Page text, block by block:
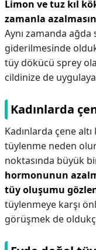
Limon ve tuz kıl
zamanla
Aynı zamanda
giderilmesinde
tüy dökücü sprey
cildinize de
Kadınlarda
Kadınlarda çene
tüylenme neden
noktasında büyük
hormonunun
tüy oluşumu
tüylenmeye karşı
görüşmek de